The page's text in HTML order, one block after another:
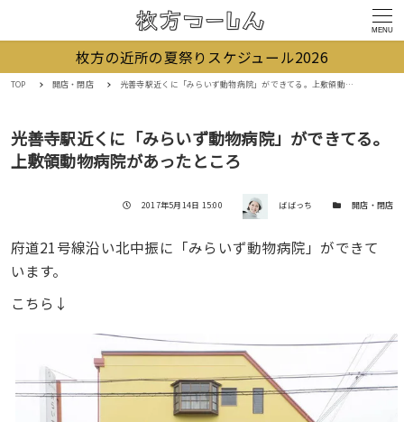
MENU
枚方の近所の夏祭りスケジュール2026
TOP 開店・閉店 光善寺駅近くに「みらいず動物病院」ができてる。上敷領動物病院があったところ
光善寺駅近くに「みらいず動物病院」ができてる。
上敷領動物病院があったところ
投稿日
2017年5月14日 15:00 著者 ばばっち カテゴリー開店・閉店
府道21号線沿い北中振に「みらいず動物病院」ができて
います。
こちら↓